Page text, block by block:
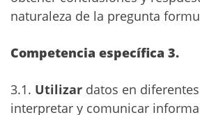
naturaleza de la pregunta
Competencia específica 3.
3.1. Utilizar datos en
interpretar y comunicar